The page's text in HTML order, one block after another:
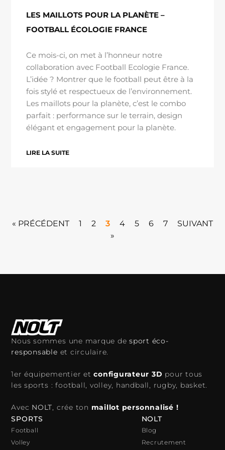
LES MAILLOTS POUR LA PLANÈTE –
FOOTBALL ÉCOLOGIE FRANCE
Ce mois-ci, on met à l’honneur notre
collaboration avec Football Ecologie France.
L’idée ? Montrer que le football peut être à la
fois stylé et respectueux de l’environnement.
Les maillots pour la planète, c’est le combo
parfait : performance sur le terrain, design
élégant et engagement pour la planète.
LIRE LA SUITE
« PRÉCÉDENT 1 2 3 4 5 6 7
SUIVANT
»
Nous sommes une marque desport éco-
responsable et circulaire.
1er équipementier etconfigurateur 3D pour tous
les sports : football, volley, handball, rugby, basket.
Avec NOLT, crée ton maillot personnalisé !
SPORTS
Football
Volley
NOLT
Blog
Recrutement